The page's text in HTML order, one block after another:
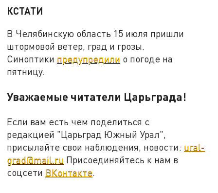
КСТАТИ
В Челябинскую область 15 июля пришли
штормовой ветер, град и грозы.
Синоптики предупредили о погоде на
пятницу.
Уважаемые читатели Царьграда!
Если вам есть чем поделиться с
редакцией "Царьград Южный Урал",
присылайте свои наблюдения, новости: ural-
grad@mail.ru Присоединяйтесь к нам в
соцсети ВКонтакте.